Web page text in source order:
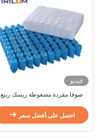
فيديو
صوفا مفردة مضغوطة ريسك ربيع
الأريكة
احصل على أفضل سعر